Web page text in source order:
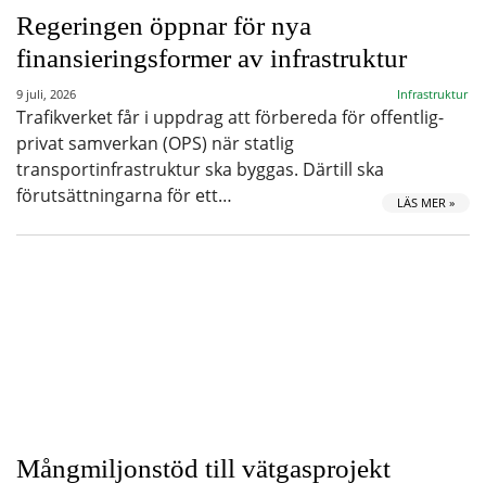
Regeringen öppnar för nya
finansieringsformer av infrastruktur
9 juli, 2026 Infrastruktur
Trafikverket får i uppdrag att förbereda för offentlig-
privat samverkan (OPS) när statlig
transportinfrastruktur ska byggas. Därtill ska
förutsättningarna för ett…
LÄS MER »
Mångmiljonstöd till vätgasprojekt